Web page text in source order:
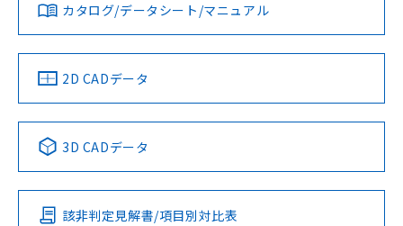
カタログ/データシート/マニュアル
2D CADデータ
3D CADデータ
該非判定見解書/項目別対比表
および当社の共同利用者が、当社の製
品・サービスに関するお客様との取
引・商談に必要な範囲で利用すること
をご了承ください。
※当社の共同利用者とは、
の共同利用に関して"
の「1.共同利
用者の範囲」に記載されている法人を
指します。
EU RoHS指令（10物質）の非含有証明書
51物質の非含有証明書（当社基準）
※本証明書は発行日時点で非含有を証明す
るもので、過去に遡って非含有を証明する
ものではありません。
また、RoHS指令のフタル酸エステル類４
物質の対応では、対応完了までの期間は出
荷製品に未対応品が混在することから備考